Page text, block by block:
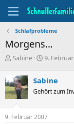
Schlafprobleme
Morgens...
T
e
m
e
n
s
t
Sabine
B
i
n
d
a
9.
Sabine
Gehört zum
9. Februar 2007